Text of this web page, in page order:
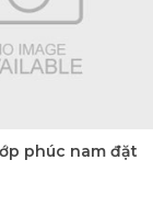
phúc nam đặt